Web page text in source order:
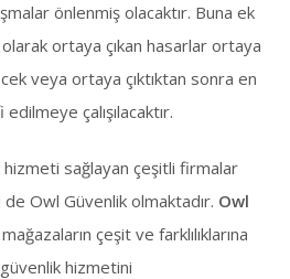
önlenmiş olacaktır. Buna ek
ortaya çıkan hasarlar ortaya
veya ortaya çıktıktan sonra en
çalışılacaktır.
sağlayan çeşitli firmalar
Owl Güvenlik olmaktadır. Owl
çeşit ve farklılıklarına
hizmetini